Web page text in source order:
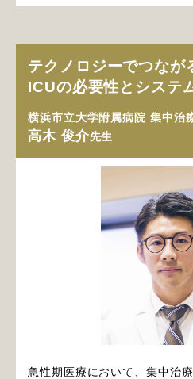
テクノロジーでつな
ICUの必要性とシステ
横浜市立大学附属病院 集中治
高木 俊介先生
急性期医療において、集中治